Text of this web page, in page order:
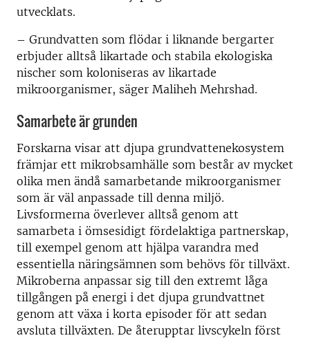
utvecklats.
– Grundvatten som flödar i liknande bergarter
erbjuder alltså likartade och stabila ekologiska
nischer som koloniseras av likartade
mikroorganismer, säger Maliheh Mehrshad.
Samarbete är grunden
Forskarna visar att djupa grundvattenekosystem
främjar ett mikrobsamhälle som består av mycket
olika men ändå samarbetande mikroorganismer
som är väl anpassade till denna miljö.
Livsformerna överlever alltså genom att
samarbeta i ömsesidigt fördelaktiga partnerskap,
till exempel genom att hjälpa varandra med
essentiella näringsämnen som behövs för tillväxt.
Mikroberna anpassar sig till den extremt låga
tillgången på energi i det djupa grundvattnet
genom att växa i korta episoder för att sedan
avsluta tillväxten. De återupptar livscykeln först